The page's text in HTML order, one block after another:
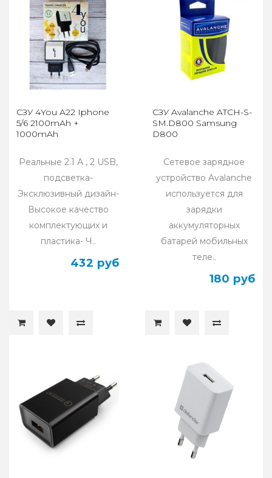
СЗУ 4You A22 Iphone
5/6 2100mAh +
1000mAh
Реальные 2.1 А , 2 USB,
подсветка-
Эксклюзивный дизайн-
Высокое качество
комплектующих и
пластика- Ч..
432 руб
СЗУ Avalanche ATCH-S-
SM.D800 Samsung
D800
Сетевое зарядное
устройство Avalanche
используется для
зарядки
аккумуляторных
батарей мобильных
теле..
180 руб